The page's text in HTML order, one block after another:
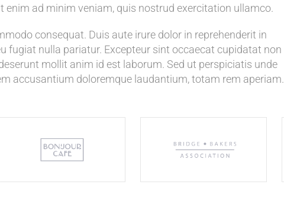
enim ad minim veniam, quis nostrud exercitation ullamco.
consequat. Duis aute irure dolor in reprehenderit in
fugiat nulla pariatur. Excepteur sint occaecat cupidatat non
mollit anim id est laborum. Sed ut perspiciatis unde
accusantium doloremque laudantium, totam rem aperiam.